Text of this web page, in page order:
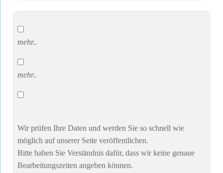
mehr..
mehr..
Wir prüfen Ihre Daten und werden Sie so schnell wie
möglich auf unserer Seite veröffentlichen.
Bitte haben Sie Verständnis dafür, dass wir keine genaue
Bearbeitungszeiten angeben können.